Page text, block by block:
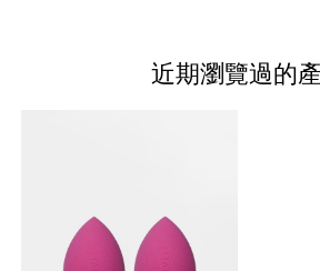
近期瀏覽過的